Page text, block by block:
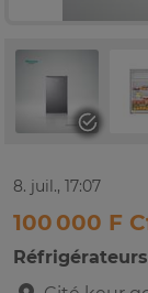
8. juil., 17:07
100 000 F
Réfrigérateurs